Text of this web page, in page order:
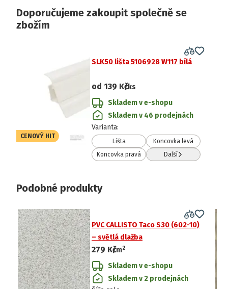
Doporučujeme zakoupit společně se
zbožím
CENOVÝ HIT
SLK50 lišta 5106928 W117 bílá
od 139 Kč/ks
Skladem v e-shopu
Skladem v 46 prodejnách
Varianta:
Lišta
Koncovka levá
Koncovka pravá
Další
Podobné produkty
PVC CALLISTO Taco S30 (602-10)
– světlá dlažba
279 Kč
/m2
Skladem v e-shopu
Skladem v 2 prodejnách